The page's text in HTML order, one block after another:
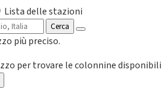
Lista delle stazioni
Cerca
più preciso.
per trovare le colonnine disponibili